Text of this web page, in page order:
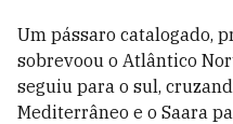
Um pássaro catalogado,
sobrevoou o Atlântico
seguiu para o sul,
Mediterrâneo e o Saara